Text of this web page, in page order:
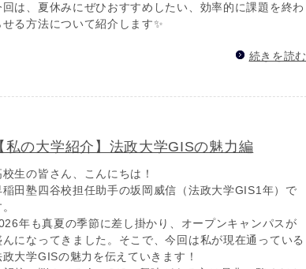
回は、夏休みにぜひおすすめしたい、効率的に課題を終わ
せる方法について紹介します✨
続きを読む
私の大学紹介】法政大学GISの魅力編
校生の皆さん、こんにちは！
稲田塾四谷校担任助手の坂岡威信（法政大学GIS1年）で
年も真夏の季節に差し掛かり、オープンキャンパスが
んになってきました。そこで、今回は私が現在通っている
政大学GISの魅力を伝えていきます！